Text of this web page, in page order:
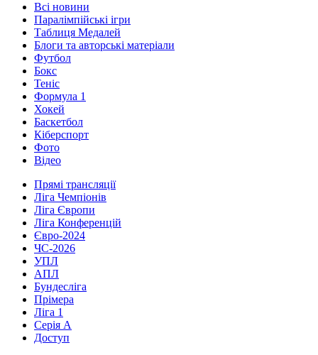
Всі новини
Паралімпійські ігри
Таблиця Медалей
Блоги та авторські матеріали
Футбол
Бокс
Теніс
Формула 1
Хокей
Баскетбол
Кіберспорт
Фото
Відео
Прямі трансляції
Ліга Чемпіонів
Ліга Європи
Ліга Конференцій
Євро-2024
ЧС-2026
УПЛ
АПЛ
Бундесліга
Прімера
Ліга 1
Серія А
Доступ